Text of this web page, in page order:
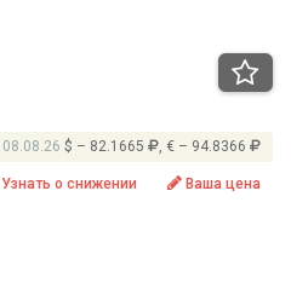
08.08.26 $ – 82.1665 , € – 94.8366
Узнать о снижении Ваша цена